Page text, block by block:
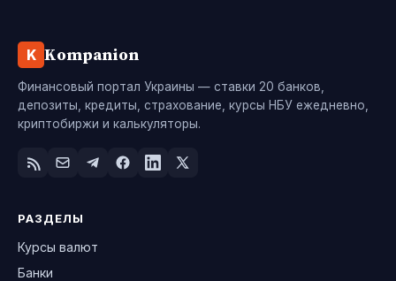
K Kompanion
Финансовый портал Украины — ставки 20 банков,
депозиты, кредиты, страхование, курсы НБУ ежедневно,
криптобиржи и калькуляторы.
РАЗДЕЛЫ
Курсы валют
Банки